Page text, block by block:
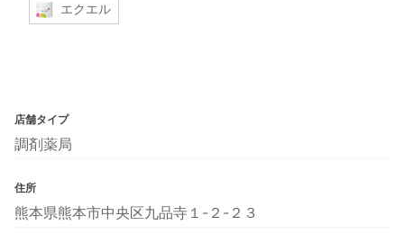
エクエル
店舗タイプ
調剤薬局
住所
熊本県熊本市中央区九品寺１-２-２３